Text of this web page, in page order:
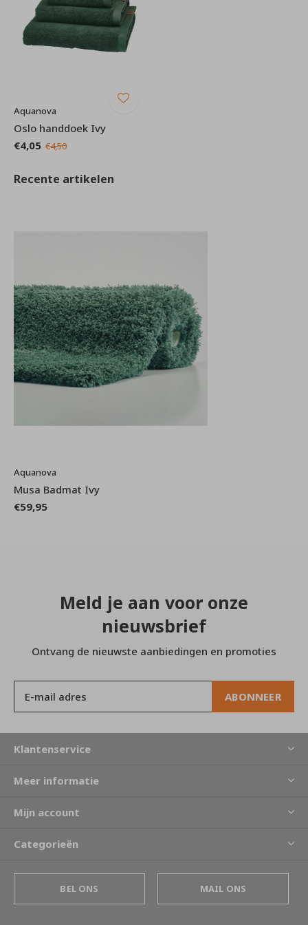
Aquanova
Oslo handdoek Ivy
€4,05 €4,50
Recente artikelen
Aquanova
Musa Badmat Ivy
€59,95
Meld je aan voor onze
nieuwsbrief
Ontvang de nieuwste aanbiedingen en promoties
ABONNEER
Klantenservice
Meer informatie
Mijn account
Categorieën
BEL ONS MAIL ONS